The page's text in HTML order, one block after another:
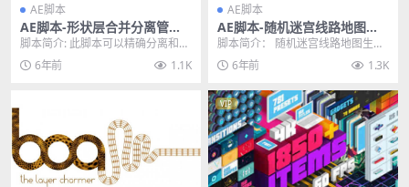
AE脚本
AE脚本-形状层合并分离管理
控制脚本 Explode Shape La
yers v3.5.1
脚本简介: 此脚本可以精确分离和合
并形状图层，包括AI文件转成形状
图层，形状图层...
6年前 1.1K
AE脚本
AE脚本-随机迷宫线路地图生
成通关路径动画脚本 mazeFX
v1.2 WIN/MAC
脚本简介： 随机迷宫线路地图生成
通关路径动画AE脚本 mazeFX v1.2
是A...6年前 1.3K
VIP